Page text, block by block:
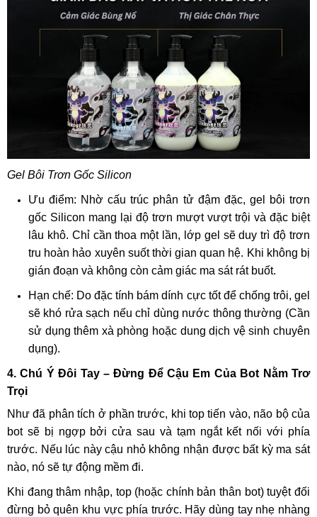
Gel Bôi Trơn Gốc Silicon
Ưu điểm: Nhờ cấu trúc phân tử đậm đặc, gel bôi trơn
gốc Silicon mang lại độ trơn mượt vượt trội và đặc biệt
lâu khô. Chỉ cần thoa một lần, lớp gel sẽ duy trì độ trơn
tru hoàn hảo xuyên suốt thời gian quan hệ. Khi không bị
gián đoạn và không còn cảm giác ma sát rát buốt.
Hạn chế: Do đặc tính bám dính cực tốt để chống trôi, gel
sẽ khó rửa sạch nếu chỉ dùng nước thông thường (Cần
sử dụng thêm xà phòng hoặc dung dịch vệ sinh chuyên
dụng).
4. Chú Ý Đôi Tay – Đừng Để Cậu Em Của Bot Nằm Trơ
Trọi
Như đã phân tích ở phần trước, khi top tiến vào, não bộ của
bot sẽ bị ngợp bởi cửa sau và tạm ngắt kết nối với phía
trước. Nếu lúc này cậu nhỏ không nhận được bất kỳ ma sát
nào, nó sẽ tự động mềm đi.
Khi đang thâm nhập, top (hoặc chính bản thân bot) tuyệt đối
đừng bỏ quên khu vực phía trước. Hãy dùng tay nhẹ nhàng